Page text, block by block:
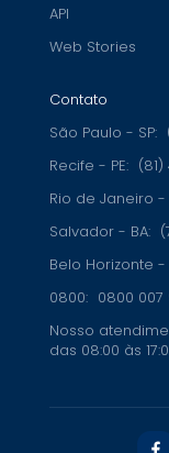
API
Web Stories
Contato
São Paulo - SP:
Recife - PE:
Rio de Janeiro -
Salvador - BA:
Belo Horizonte -
0800: 0800
Nosso
das 08:00 às